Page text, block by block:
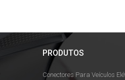
PRODUTOS
Conectores Para Veículos